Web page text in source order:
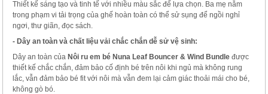
Thiết kế sáng tạo và tinh tế với nhiều màu sắc để lựa chọn. Ba mẹ nằm
trong phạm vi tải trọng của ghế hoàn toàn có thể sử sụng để ngồi nghỉ
ngơi, thư giãn, đọc sách.
- Dây an toàn và chất liệu vải chắc chắn dễ sử vệ sinh:
Dây an toàn củaNôi ru em bé Nuna Leaf Bouncer & Wind Bundle được
thiết kế chắc chắn, đảm bảo cố định bé trên nôi khi ngủ mà không rung
lắc, vẫn đảm bảo bé fit với nôi mà vẫn đem lại cảm giác thoải mái cho bé,
không gò bó.